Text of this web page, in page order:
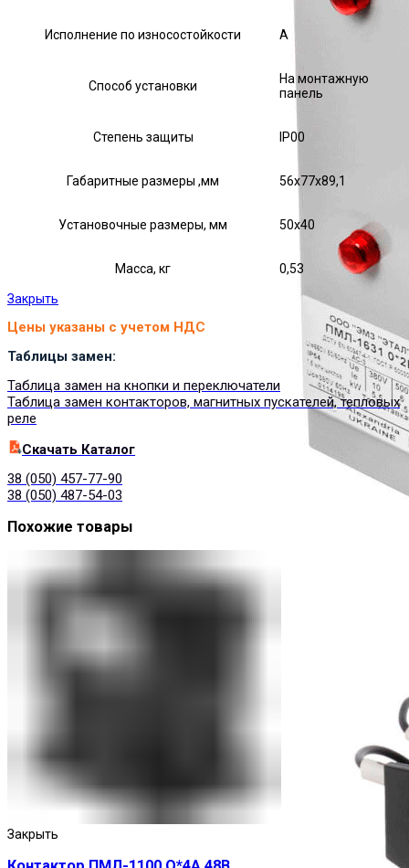
Исполнение по износостойкости А
Способ установки
На монтажную
панель
Степень защиты IP00
Габаритные размеры ,мм 56х77х89,1
Установочные размеры, мм 50х40
Масса, кг 0,53
Закрыть
Цены указаны с учетом НДС
Таблицы замен:
Таблица замен на кнопки и переключатели
Таблица замен контакторов, магнитных пускателей, тепловых
реле
Cкачать Каталог
38 (050) 457-77-90
38 (050) 487-54-03
Похожие товары
Закрыть